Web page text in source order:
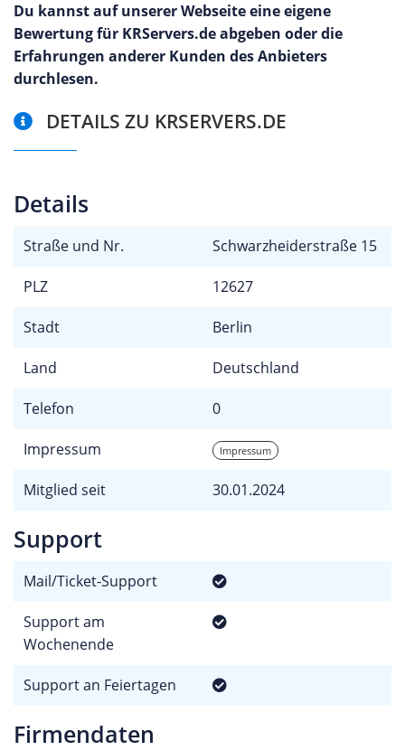
Du kannst auf unserer Webseite eine eigene
Bewertung für KRServers.de abgeben oder die
Erfahrungen anderer Kunden des Anbieters
durchlesen.
DETAILS ZU KRSERVERS.DE
Details
Straße und Nr. Schwarzheiderstraße 15
PLZ 12627
Stadt Berlin
Land Deutschland
Telefon 0
Impressum Impressum
Mitglied seit 30.01.2024
Support
Mail/Ticket-Support
Support am
Wochenende
Support an Feiertagen
Firmendaten